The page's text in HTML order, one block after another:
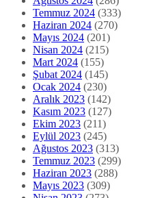
Temmuz 2024 (333)
Haziran 2024 (270)
Mayıs 2024 (201)
Nisan 2024 (215)
Mart 2024 (155)
Şubat 2024 (145)
Ocak 2024 (230)
Aralık 2023 (142)
Kasım 2023 (127)
Ekim 2023 (211)
Eylül 2023 (245)
Ağustos 2023 (313)
Temmuz 2023 (299)
Haziran 2023 (288)
Mayıs 2023 (309)